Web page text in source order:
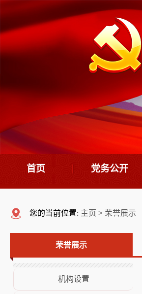
首页 党务公开
领导班子
荣誉展示
您的当前位置: 主页 > 荣誉展示
荣誉展示
机构设置